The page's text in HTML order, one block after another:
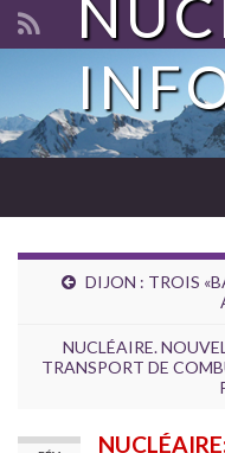
Search for:
DIJON : TROIS
NUCLÉAIRE.
TRANSPORT DE